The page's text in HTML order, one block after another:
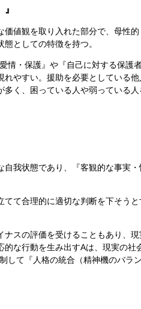
値観を取り入れた部分で、母性
としての特徴を持つ。
情・保護』や『自己に対する保護
やすい。援助を必要としている
く、困っている人や弱っている
我状態であり、『客観的な事実・
て合理的に適切な判断を下そう
スの評価を受けることもあり、
な行動を生み出すAは、現実の社
して『人格の統合（精神機のバラ